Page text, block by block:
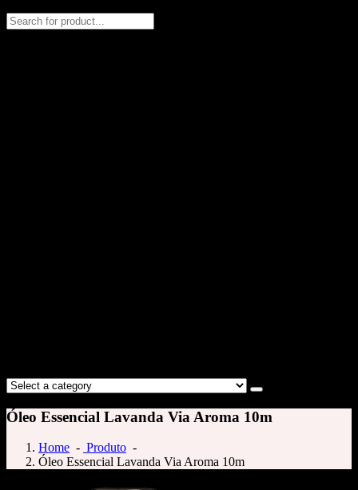
Óleo Essencial Lavanda Via Aroma 10m
Home - Produto -
Óleo Essencial Lavanda Via Aroma 10m